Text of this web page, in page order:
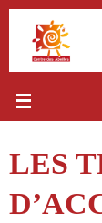
Passer
contenu
LES